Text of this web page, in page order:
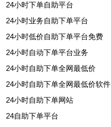
24小时下单自助平台
24小时业务自助下单平台
24小时低价自助下单平台免费
24小时自动下单平台业务
24小时自助下单全网最低价
24小时自助下单全网最低价软件
24小时自助下单网站
24自助下单平台